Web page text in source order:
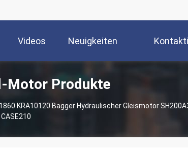
Videos Neuigkeiten
Motor Produkte
KRA10120 Bagger Hydraulischer Gleismotor